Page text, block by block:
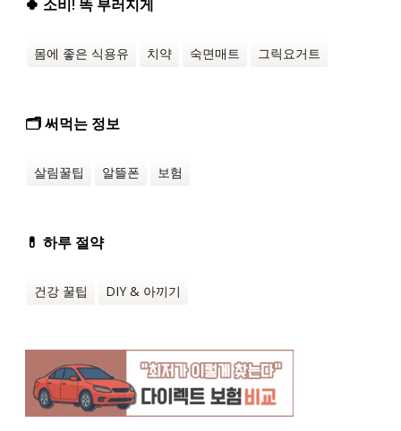
🍀 소비! 똑 부러지게
몸에 좋은 식용유 치약 숙면매트 그릭요거트
🗂️ 써먹는 정보
살림꿀팁 알뜰폰 보험
💊 하루 절약
건강 꿀팁 DIY & 아끼기